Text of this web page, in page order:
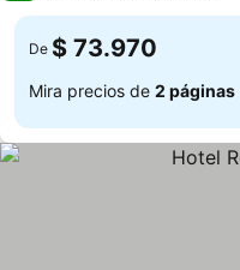
De $ 73.970
Mira precios de 2 páginas